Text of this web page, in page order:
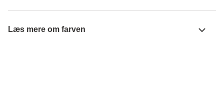
Læs mere om farven